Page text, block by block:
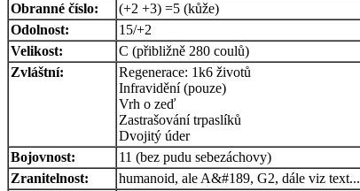
Obranné číslo:
(+2 +3) =5 (kůže)
Odolnost:
15/+2
Velikost:
C (přibližně 280 coulů)
Zvláštní:
Regenerace: 1k6 životů
Infravidění (pouze)
Vrh o zeď
Zastrašování trpaslíků
Dvojitý úder
Bojovnost:
11 (bez pudu sebezáchovy)
Zranitelnost:
humanoid, ale A&#189, G2, dále viz text...